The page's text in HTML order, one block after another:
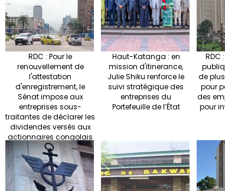
RDC : Pour le
renouvellement de
l'attestation
d'enregistrement, le
Sénat impose aux
entreprises sous-
traitantes de déclarer les
dividendes versés aux
actionnaires congolais
détenant 51 % des parts
Haut-Katanga : en
mission d'itinerance,
Julie Shiku renforce le
suivi stratégique des
entreprises du
Portefeuille de l’État
RDC
de
pour
des
pour